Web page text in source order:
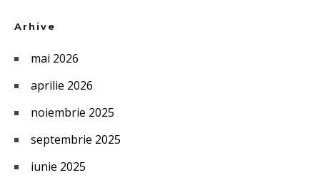
Arhive
mai 2026
aprilie 2026
noiembrie 2025
septembrie 2025
iunie 2025